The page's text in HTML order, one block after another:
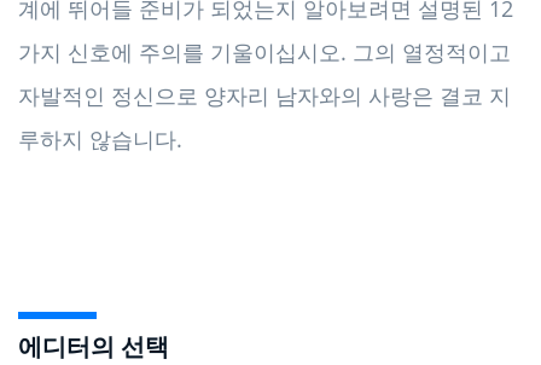
에디터의 선택
계에 뛰어들 준비가 되었는지 알아보려면 설명된 12
가지 신호에 주의를 기울이십시오. 그의 열정적이고
자발적인 정신으로 양자리 남자와의 사랑은 결코 지
루하지 않습니다.